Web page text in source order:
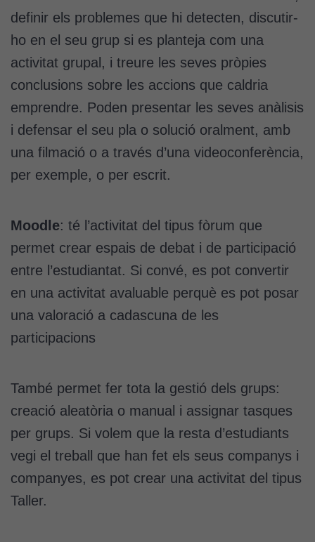
definir els problemes que hi detecten, discutir-
ho en el seu grup si es planteja com una
activitat grupal, i treure les seves pròpies
conclusions sobre les accions que caldria
emprendre. Poden presentar les seves anàlisis
i defensar el seu pla o solució oralment, amb
una filmació o a través d’una videoconferència,
per exemple, o per escrit.
Moodle: té l’activitat del tipus fòrum que
permet crear espais de debat i de participació
entre l’estudiantat. Si convé, es pot convertir
en una activitat avaluable perquè es pot posar
una valoració a cadascuna de les
participacions
També permet fer tota la gestió dels grups:
creació aleatòria o manual i assignar tasques
per grups. Si volem que la resta d’estudiants
vegi el treball que han fet els seus companys i
companyes, es pot crear una activitat del tipus
Taller.